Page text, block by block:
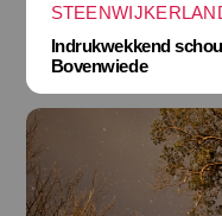
Indrukwekkend
Bovenwiede